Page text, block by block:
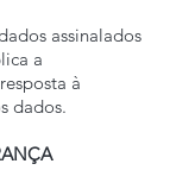
assinalados
a
à
dados.